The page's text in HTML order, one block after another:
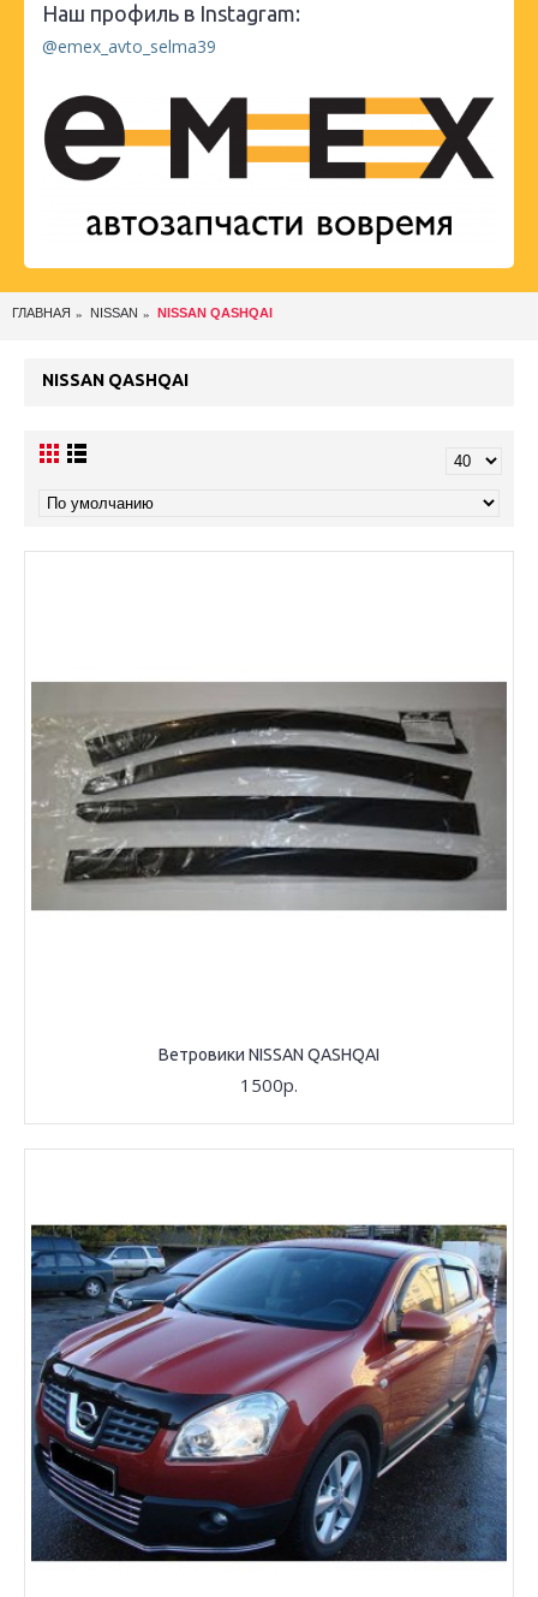
Наш профиль в Instagram:
@emex_avto_selma39
ГЛАВНАЯ NISSAN NISSAN QASHQAI
NISSAN QASHQAI
Ветровики NISSAN QASHQAI
1500р.